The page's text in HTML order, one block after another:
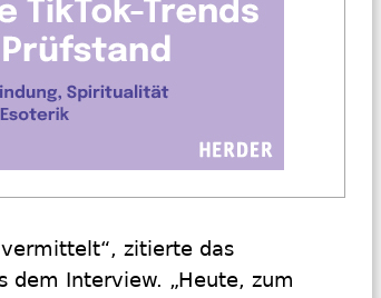
vermittelt“, zitierte das
dem Interview. „Heute, zum